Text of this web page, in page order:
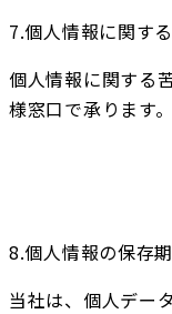
7.個人情報に関す
個人情報に関する
様窓口で承ります。
8.個人情報の保存
当社は、個人デー